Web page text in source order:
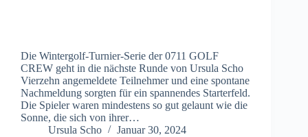
Die Wintergolf-Turnier-Serie der 0711 GOLF
CREW geht in die nächste Runde von Ursula Scho
Vierzehn angemeldete Teilnehmer und eine spontane
Nachmeldung sorgten für ein spannendes Starterfeld.
Die Spieler waren mindestens so gut gelaunt wie die
Sonne, die sich von ihrer…
Ursula Scho
Januar 30, 2024